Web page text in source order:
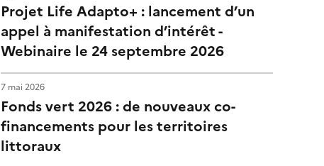
Projet Life Adapto+ : lancement d’un
appel à manifestation d’intérêt -
Webinaire le 24 septembre 2026
Fonds vert 2026 : de nouveaux co-
financements pour les territoires
littoraux
7 mai 2026